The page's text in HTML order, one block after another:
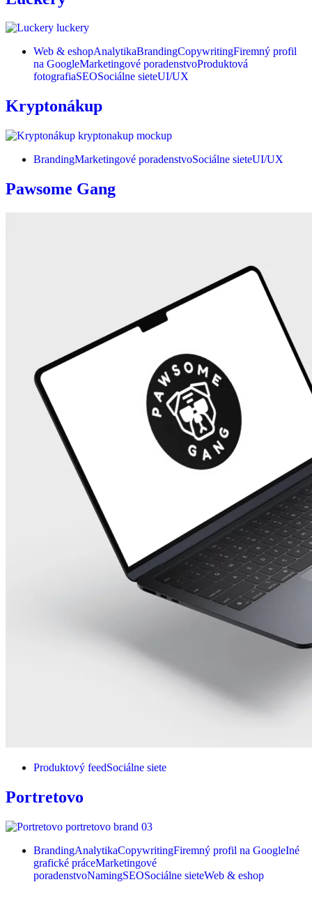
Web & eshopAnalytikaBrandingCopywritingFiremný profil
na GoogleMarketingové poradenstvoProduktová
fotografiaSEOSociálne sieteUI/UX
Kryptonákup
BrandingMarketingové poradenstvoSociálne sieteUI/UX
Pawsome Gang
Produktový feedSociálne siete
Portretovo
BrandingAnalytikaCopywritingFiremný profil na GoogleIné
grafické práceMarketingové
poradenstvoNamingSEOSociálne sieteWeb & eshop